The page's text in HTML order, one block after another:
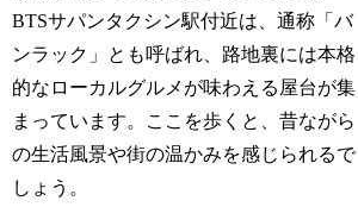
BTSサパンタクシン駅付近は、通称「バ
ンラック」とも呼ばれ、路地裏には本格
的なローカルグルメが味わえる屋台が集
まっています。ここを歩くと、昔ながら
の生活風景や街の温かみを感じられるで
しょう。